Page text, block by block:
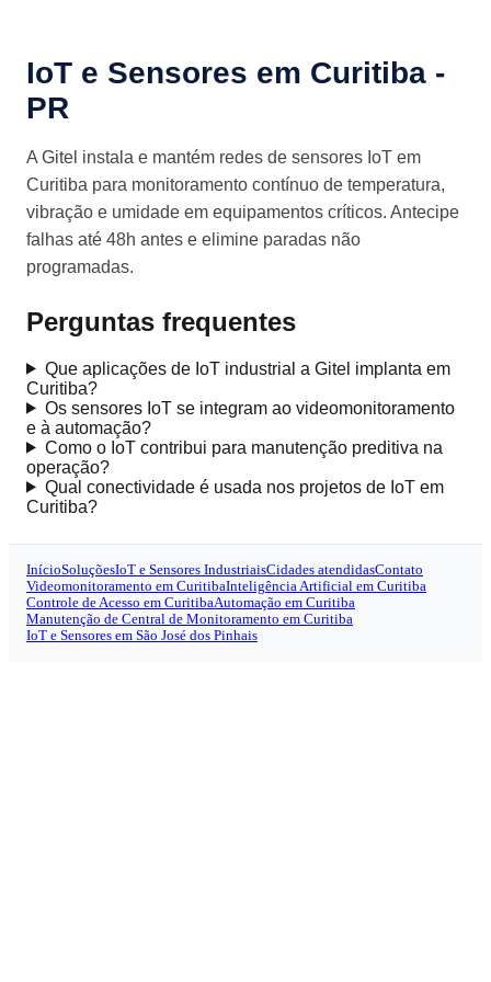
IoT e Sensores em Curitiba -
PR
A Gitel instala e mantém redes de sensores IoT em
Curitiba para monitoramento contínuo de temperatura,
vibração e umidade em equipamentos críticos. Antecipe
falhas até 48h antes e elimine paradas não
programadas.
Perguntas frequentes
Que aplicações de IoT industrial a Gitel implanta em
Curitiba?
Os sensores IoT se integram ao videomonitoramento
e à automação?
Como o IoT contribui para manutenção preditiva na
operação?
Qual conectividade é usada nos projetos de IoT em
Curitiba?
InícioSoluçõesIoT e Sensores IndustriaisCidades atendidasContato
Videomonitoramento em CuritibaInteligência Artificial em Curitiba
Controle de Acesso em CuritibaAutomação em Curitiba
Manutenção de Central de Monitoramento em Curitiba
IoT e Sensores em São José dos Pinhais